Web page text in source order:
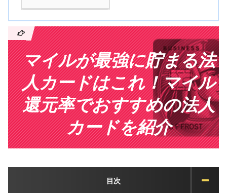
マイルが最強に貯まる法
人カードはこれ！マイル
還元率でおすすめの法人
カードを紹介
目次